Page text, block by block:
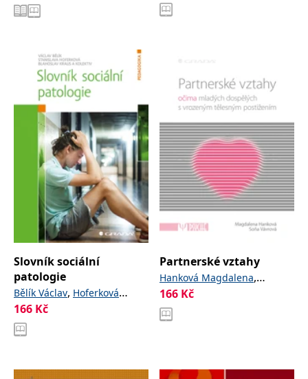
Slovník sociální
patologie
Bělík Václav, Hoferková
Stanislava
a kolektiv
166 Kč
Partnerské vztahy
Hanková Magdalena,
Vávrová Soňa
166 Kč